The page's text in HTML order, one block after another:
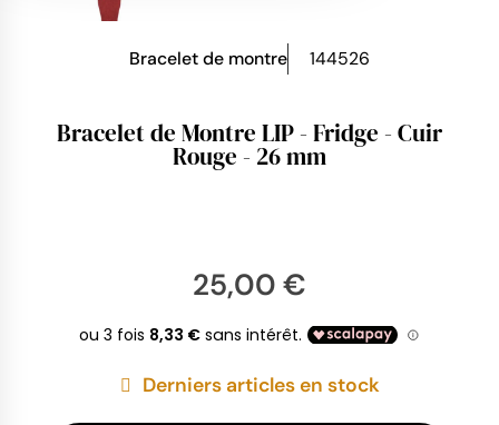
Bracelet de montre 144526
Bracelet de Montre LIP - Fridge - Cuir
Rouge - 26 mm
25,00 €
Derniers articles en stock